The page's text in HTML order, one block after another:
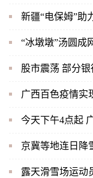
新疆“电保姆”助
“冰墩墩”汤圆成
股市震荡 部分
广西百色疫情实
今天下午4点起
京冀等地连日降
露天滑雪场运动